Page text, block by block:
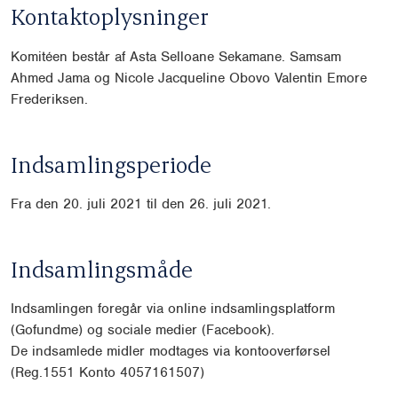
Kontaktoplysninger
Komitéen består af Asta Selloane Sekamane. Samsam
Ahmed Jama og Nicole Jacqueline Obovo Valentin Emore
Frederiksen.
Indsamlingsperiode
Fra den 20. juli 2021 til den 26. juli 2021.
Indsamlingsmåde
Indsamlingen foregår via online indsamlingsplatform
(Gofundme) og sociale medier (Facebook).
De indsamlede midler modtages via kontooverførsel
(Reg.1551 Konto 4057161507)